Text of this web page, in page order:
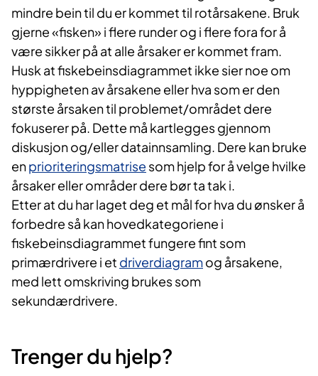
mindre bein til du er kommet til rotårsakene. Bruk
gjerne «fisken» i flere runder og i flere fora for å
være sikker på at alle årsaker er kommet fram.
Husk at fiskebeinsdiagrammet ikke sier noe om
hyppigheten av årsakene eller hva som er den
største årsaken til problemet/området dere
fokuserer på. Dette må kartlegges gjennom
diskusjon og/eller datainnsamling. Dere kan bruke
enprioriteringsmatrise som hjelp for å velge hvilke
årsaker eller områder dere bør ta tak i.
Etter at du har laget deg et mål for hva du ønsker å
forbedre så kan hovedkategoriene i
fiskebeinsdiagrammet fungere fint som
primærdrivere i et driverdiagramog årsakene,
med lett omskriving brukes som
sekundærdrivere.
Trenger du hjelp?